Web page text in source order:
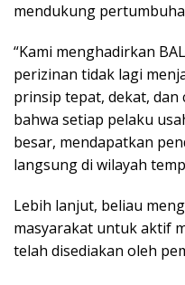
mendukung
“Kami menghadirkan
perizinan tidak lagi
prinsip tepat, dekat, dan
bahwa setiap pelaku
besar, mendapatkan
langsung di wilayah
Lebih lanjut, beliau
masyarakat untuk aktif
telah disediakan oleh